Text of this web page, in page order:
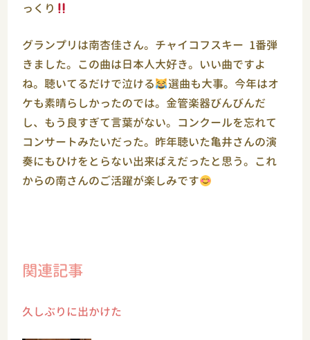
っくり
グランプリは南杏佳さん。チャイコフスキー 1番弾
きました。この曲は日本人大好き。いい曲ですよ
ね。聴いてるだけで泣ける
選曲も大事。今年はオ
ケも素晴らしかったのでは。金管楽器びんびんだ
し、もう良すぎて言葉がない。コンクールを忘れて
コンサートみたいだった。昨年聴いた亀井さんの演
奏にもひけをとらない出来ばえだったと思う。これ
からの南さんのご活躍が楽しみです
関連記事
久しぶりに出かけた